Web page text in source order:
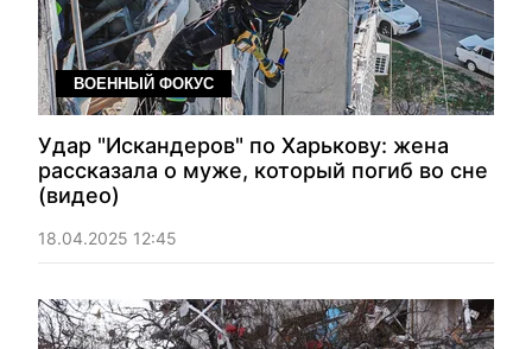
ВОЕННЫЙ ФОКУС
Удар "Искандеров" по Харькову: жена
рассказала о муже, который погиб во сне
(видео)
18.04.2025 12:45